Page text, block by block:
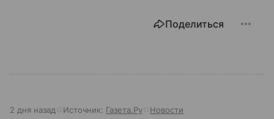
Поделиться
2 дня назад Источник: Газета.Ру Новости